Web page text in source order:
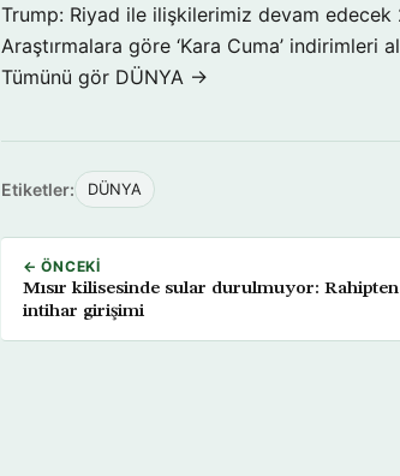
Trump: Riyad ile ilişkilerimiz devam edecek
Araştırmalara göre ‘Kara Cuma’ indirimleri
Tümünü gör DÜNYA →
Etiketler: DÜNYA
← ÖNCEKI
Mısır kilisesinde sular durulmuyor: Rahipten
intihar girişimi